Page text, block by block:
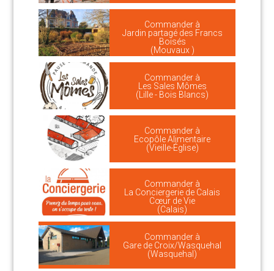
Commander à
Jardin partagé des Francs
Boisés
(Mouvaux )
Commander à
Les Sales Mômes
(Lille - Bois Blancs)
Commander à
Ecopôle Alimentaire
(Vieille-Église)
Commander à
La Conciergerie de Calais
Cœur de Vie
(Calais)
Commander à
Gare de Croix/Wasquehal
(Wasquehal)